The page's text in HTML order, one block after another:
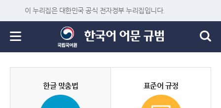
이 누리집은 대한민국 공식 전자정부 누리집입니다.
한글 맞춤법 표준어 규정